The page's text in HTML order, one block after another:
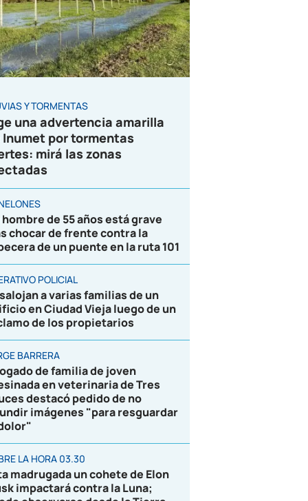
Y TORMENTAS
una advertencia amarilla
Inumet por tormentas
mirá las zonas
hombre de 55 años está grave
chocar de frente contra la
de un puente en la ruta 101
POLICIAL
a varias familias de un
en Ciudad Vieja luego de un
de los propietarios
BARRERA
de familia de joven
en veterinaria de Tres
destacó pedido de no
imágenes "para resguardar
LA HORA 03.30
madrugada un cohete de Elon
impactará contra la Luna;